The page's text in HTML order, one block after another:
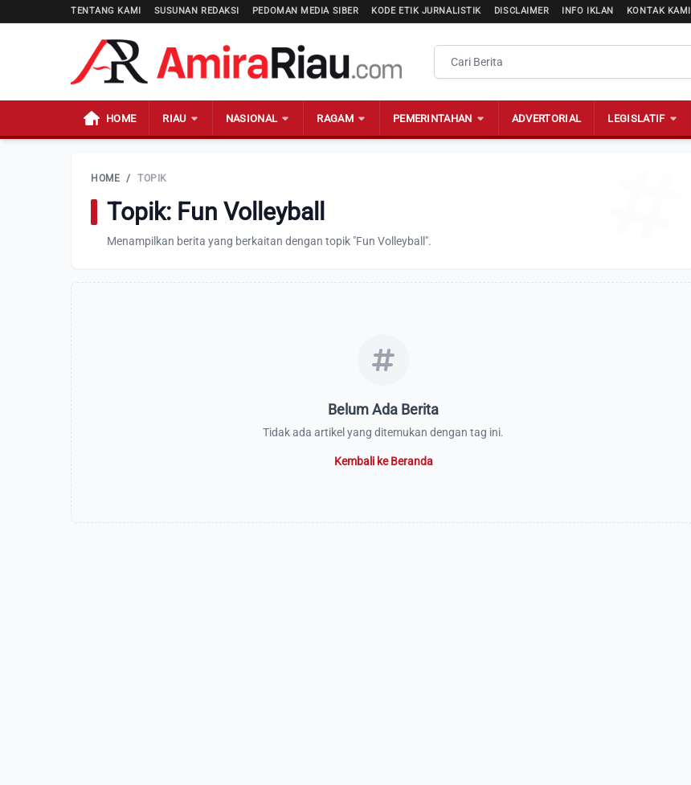
TENTANG KAMI SUSUNAN REDAKSI PEDOMAN MEDIA SIBER KODE ETIK JURNALISTIK DISCLAIMER INFO IKLAN KONTAK KAMI
HOME RIAU NASIONAL RAGAM PEMERINTAHAN ADVERTORIAL LEGISLATIF
HOME / TOPIK
Topik: Fun Volleyball
Menampilkan berita yang berkaitan dengan topik "Fun Volleyball".
Belum Ada Berita
Tidak ada artikel yang ditemukan dengan tag ini.
Kembali ke Beranda